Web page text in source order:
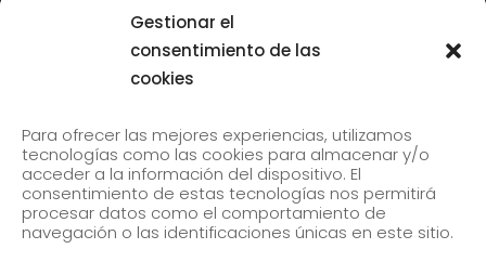
Gestionar el
consentimiento de las
cookies
Para ofrecer las mejores experiencias, utilizamos
tecnologías como las cookies para almacenar y/o
acceder a la información del dispositivo. El
consentimiento de estas tecnologías nos permitirá
procesar datos como el comportamiento de
navegación o las identificaciones únicas en este sitio.
Tolliver en el 61 Jazzaldia
Subscribe to our newsletter to receive our news by
email.